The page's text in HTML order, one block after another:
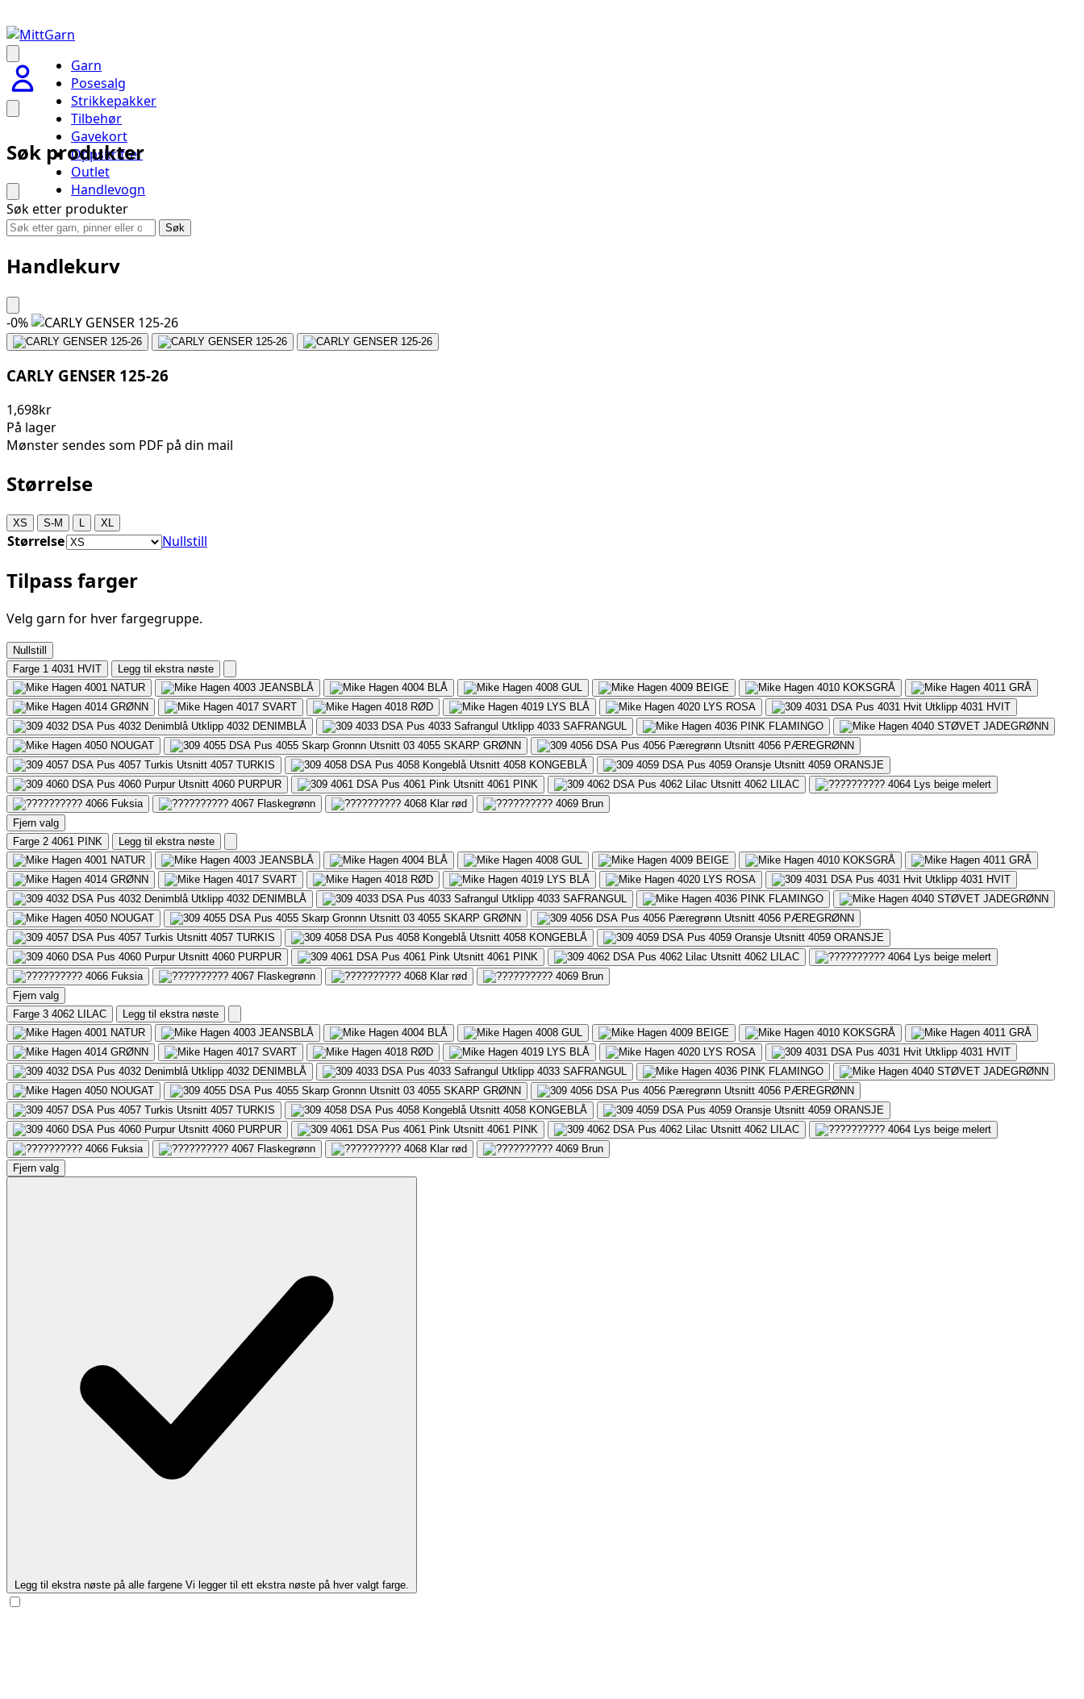
Garn
Posesalg
Strikkepakker
Tilbehør
Gavekort
Oppskrifter
Outlet
Handlevogn
Søk produkter
Søk etter produkter
Søk
Handlekurv
-0%
CARLY GENSER 125-26
1,698kr
På lager
Mønster sendes som PDF på din mail
Størrelse
XS S-M XL
Størrelse Nullstill
Tilpass farger
Velg garn for hver fargegruppe.
Nullstill
Farge 1 4031 HVIT
Legg til ekstra nøste
4001 NATUR 4003 JEANSBLÅ 4004 BLÅ 4008 GUL 4009 BEIGE 4010 KOKSGRÅ 4011 GRÅ
4014 GRØNN 4017 SVART 4018 RØD 4019 LYS BLÅ 4020 LYS ROSA 4031 HVIT
4032 DENIMBLÅ 4033 SAFRANGUL 4036 PINK FLAMINGO 4040 STØVET JADEGRØNN
4050 NOUGAT 4055 SKARP GRØNN 4056 PÆREGRØNN
4057 TURKIS 4058 KONGEBLÅ 4059 ORANSJE
4060 PURPUR 4061 PINK 4062 LILAC 4064 Lys beige melert
4066 Fuksia 4067 Flaskegrønn 4068 Klar rød 4069 Brun
Fjern valg
Farge 2 4061 PINK
Legg til ekstra nøste
4001 NATUR 4003 JEANSBLÅ 4004 BLÅ 4008 GUL 4009 BEIGE 4010 KOKSGRÅ 4011 GRÅ
4014 GRØNN 4017 SVART 4018 RØD 4019 LYS BLÅ 4020 LYS ROSA 4031 HVIT
4032 DENIMBLÅ 4033 SAFRANGUL 4036 PINK FLAMINGO 4040 STØVET JADEGRØNN
4050 NOUGAT 4055 SKARP GRØNN 4056 PÆREGRØNN
4057 TURKIS 4058 KONGEBLÅ 4059 ORANSJE
4060 PURPUR 4061 PINK 4062 LILAC 4064 Lys beige melert
4066 Fuksia 4067 Flaskegrønn 4068 Klar rød 4069 Brun
Fjern valg
Farge 3 4062 LILAC
Legg til ekstra nøste
4001 NATUR 4003 JEANSBLÅ 4004 BLÅ 4008 GUL 4009 BEIGE 4010 KOKSGRÅ 4011 GRÅ
4014 GRØNN 4017 SVART 4018 RØD 4019 LYS BLÅ 4020 LYS ROSA 4031 HVIT
4032 DENIMBLÅ 4033 SAFRANGUL 4036 PINK FLAMINGO 4040 STØVET JADEGRØNN
4050 NOUGAT 4055 SKARP GRØNN 4056 PÆREGRØNN
4057 TURKIS 4058 KONGEBLÅ 4059 ORANSJE
4060 PURPUR 4061 PINK 4062 LILAC 4064 Lys beige melert
4066 Fuksia 4067 Flaskegrønn 4068 Klar rød 4069 Brun
Fjern valg
Legg til ekstra nøste på alle fargene Vi legger til ett ekstra nøste på hver valgt farge.